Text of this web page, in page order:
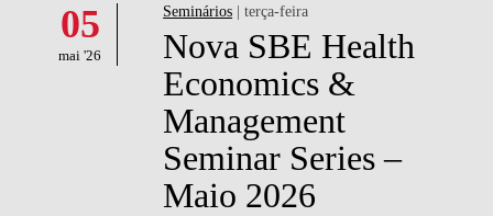
PESSOAS
05
mai '26
Seminários | terça-feira
Nova SBE Health
Economics &
Management
Seminar Series –
Maio 2026